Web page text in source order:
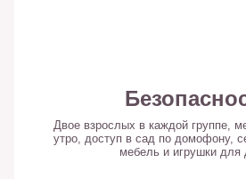
Двое взрослых в каждой группе,
утро, доступ в сад по домофону,
мебель и игрушки для